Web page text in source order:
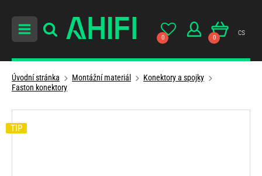
0 0
cs
Úvodní stránka Montážní materiál
Konektory a spojky
Faston konektory
TIP